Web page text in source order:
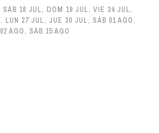
SÁB 18 JUL, DOM 19 JUL, VIE 24 JUL,
, LUN 27 JUL, JUE 30 JUL, SÁB 01 AGO,
AGO, SÁB 15 AGO